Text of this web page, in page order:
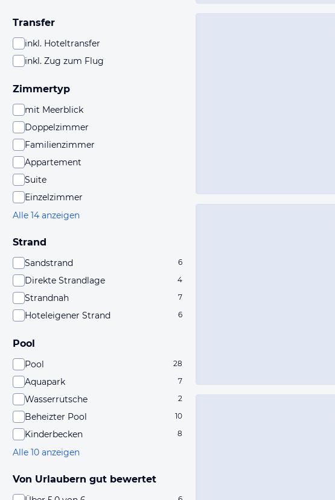
Transfer
inkl. Hoteltransfer
inkl. Zug zum Flug
Zimmertyp
mit Meerblick
Doppelzimmer
Familienzimmer
Appartement
Suite
Einzelzimmer
Alle 14 anzeigen
Strand
Sandstrand 6
Direkte Strandlage 4
Strandnah 7
Hoteleigener Strand 6
Pool
Pool 28
Aquapark 7
Wasserrutsche 2
Beheizter Pool 10
Kinderbecken 8
Alle 10 anzeigen
Von Urlaubern gut bewertet